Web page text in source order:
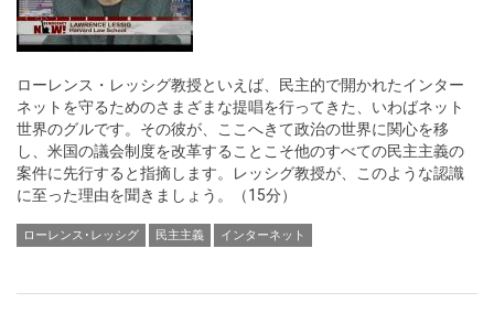
ローレンス・レッシグ教授といえば、民主的で開かれたインター
ネットを守るためのさまざまな提唱を行ってきた、いわばネット
世界のグルです。その彼が、ここへきて政治の世界に関心を移
し、米国の議会制度を改革することこそ他のすべての民主主義の
案件に先行すると指摘します。レッシグ教授が、このような認識
に至った理由を聞きましょう。（15分）
ローレンス･レッシグ 民主主義 インターネット